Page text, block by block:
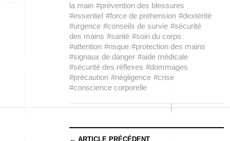
la main #prévention des blessures
#essentiel #force de préhension #dextérité
#urgence #conseils de survie #sécurité
des mains #santé #soin du corps
#attention #risque #protection des mains
#signaux de danger #aide médicale
#sécurité des réflexes #dommages
#précaution #négligence #crise
#conscience corporelle
← ARTICLE PRÉCÉDENT